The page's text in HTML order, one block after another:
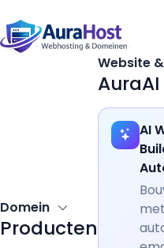
Domein
Producten
Website
AuraAI
AI